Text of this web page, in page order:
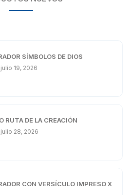
SÍMBOLOS DE DIOS
julio 19, 2026
RUTA DE LA CREACIÓN
julio 28, 2026
CON VERSÍCULO IMPRESO X